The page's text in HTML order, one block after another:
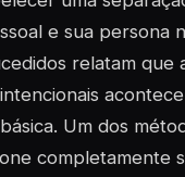
e sua persona
relatam que
Um dos
completamente